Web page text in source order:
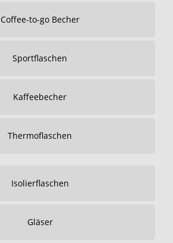
Coffee-to-go Becher
Sportflaschen
Kaffeebecher
Thermoflaschen
Isolierflaschen
Gläser